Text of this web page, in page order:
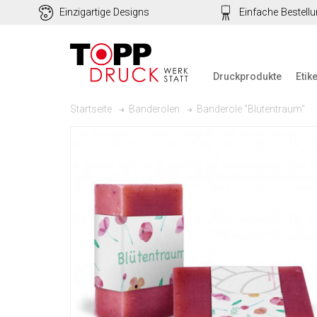
Einzigartige Designs Einfache
Druckprodukte
Startseite Banderolen Banderole "Blütentraum"